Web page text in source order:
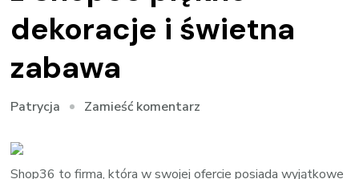
dekoracje i świetna
zabawa
Patrycja Zamieść komentarz
domki
Shop36 to firma, która w swojej ofercie posiada wyjątkowe